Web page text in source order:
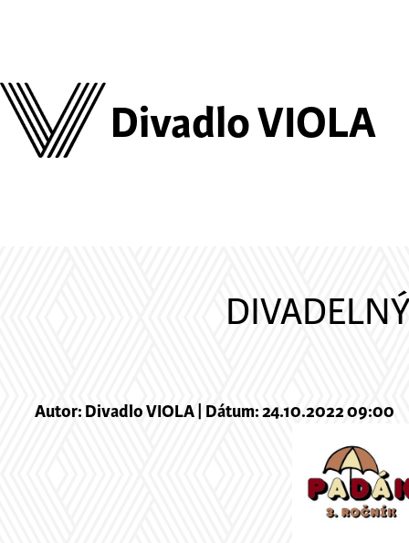
Divadlo VIOLA
Autor: Divadlo VIOLA | Dátum: 24.10.2022 09:00